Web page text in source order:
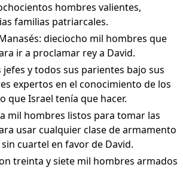
hombres valientes,
familias patriarcales.
dieciocho mil hombres que
ir a proclamar rey a David.
y todos sus parientes bajo sus
expertos en el conocimiento de los
que Israel tenía que hacer.
mil hombres listos para tomar las
usar cualquier clase de armamento
cuartel en favor de David.
treinta y siete mil hombres armados